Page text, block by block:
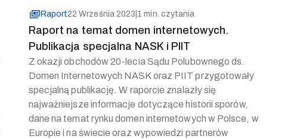
Raport22 Września 2023 1 min. czytania
Raport na temat domen internetowych.
Publikacja specjalna NASK i PIIT
Z okazji obchodów 20-lecia Sądu Polubownego ds.
Domen Internetowych NASK oraz PIIT przygotowały
specjalną publikację. W raporcie znalazły się
najważniejsze informacje dotyczące historii sporów,
dane na temat rynku domen internetowych w Polsce, w
Europie i na świecie oraz wypowiedzi partnerów